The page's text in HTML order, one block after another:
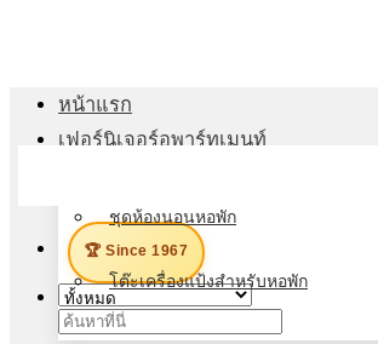
เนื้อหา
🏆 Since 1967
ค้นหา:
หน้าแรก
เฟอร์นิเจอร์อพาร์ทเมนท์
ชุดห้องนอนหอพัก
โต๊ะเครื่องแป้งสำหรับหอพัก